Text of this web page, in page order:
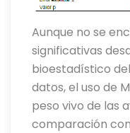
Aunque no se
significativas
bioestadístico
datos, el uso de
peso vivo de las
comparación